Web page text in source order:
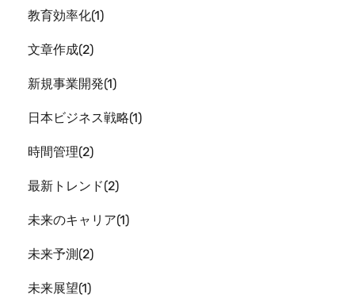
教育効率化 1
文章作成 2
新規事業開発 1
日本ビジネス戦略 1
時間管理 2
最新トレンド 2
未来のキャリア 1
未来予測 2
未来展望 1